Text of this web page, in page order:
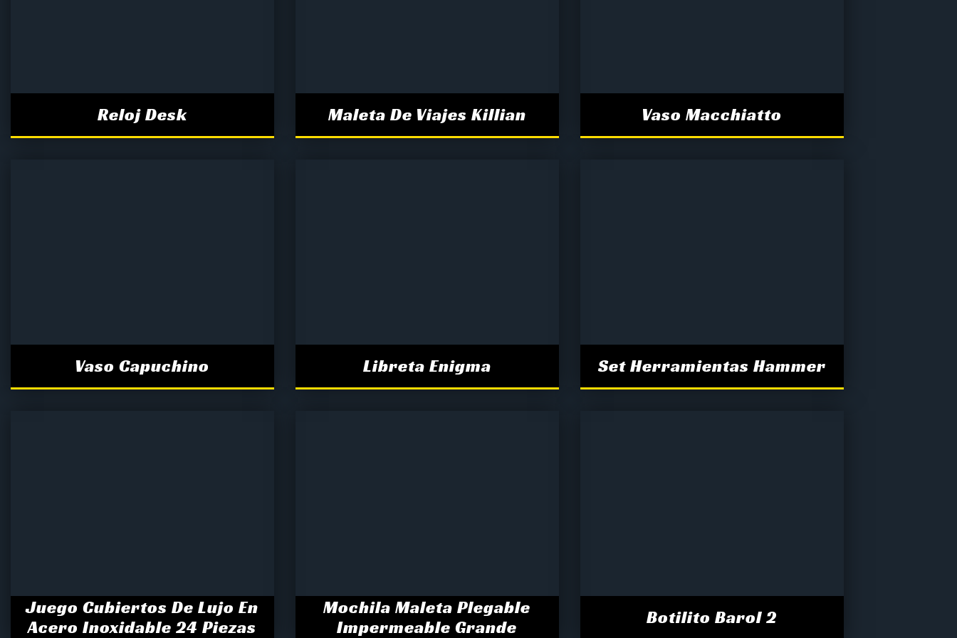
Reloj Desk Maleta De Viajes Killian Vaso Macchiatto
Vaso Capuchino Libreta Enigma Set Herramientas Hammer
Juego Cubiertos De Lujo En
Acero Inoxidable 24 Piezas
Mochila Maleta Plegable
Impermeable Grande
Botilito Barol 2